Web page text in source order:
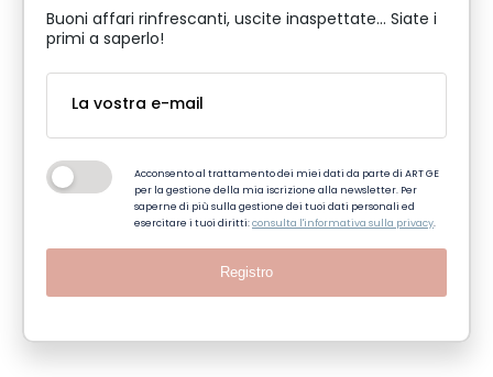
Buoni affari rinfrescanti, uscite inaspettate... Siate i
primi a saperlo!
Acconsento al trattamento dei miei dati da parte di ART GE
per la gestione della mia iscrizione alla newsletter. Per
saperne di più sulla gestione dei tuoi dati personali ed
esercitare i tuoi diritti:consulta l'informativa sulla privacy.
Registro